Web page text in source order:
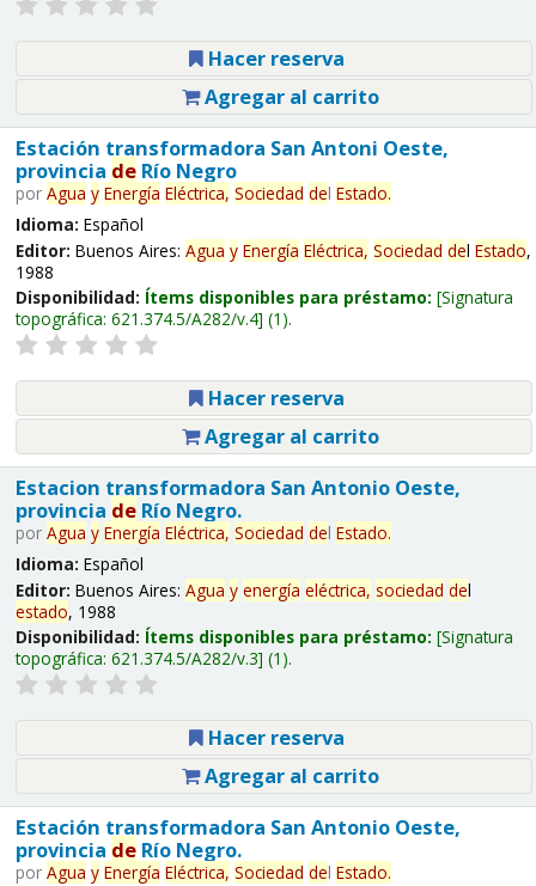
Hacer reserva
Agregar al carrito
Estación transformadora San Antoni Oeste,
provincia deRío Negro
por Agua y Energía Eléctrica, Sociedad del Estado.
Idioma: Español
Editor: Buenos Aires: Agua y Energía Eléctrica, Sociedad del Estado,
1988
Disponibilidad: Ítems disponibles para préstamo: Signatura
topográfica: 621.374.5/A282/v.4 (1).
Hacer reserva
Agregar al carrito
Estacion transformadora San Antonio Oeste,
provincia deRío Negro.
por Agua y Energía Eléctrica, Sociedad del Estado.
Idioma: Español
Editor: Buenos Aires: Agua y energía eléctrica, sociedad del
estado, 1988
Disponibilidad: Ítems disponibles para préstamo: Signatura
topográfica: 621.374.5/A282/v.3 (1).
Hacer reserva
Agregar al carrito
Estación transformadora San Antonio Oeste,
provincia deRío Negro.
por Agua y Energía Eléctrica, Sociedad del Estado.